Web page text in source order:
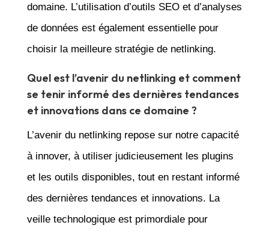
domaine. L’utilisation d’outils SEO et d’analyses
de données est également essentielle pour
choisir la meilleure stratégie de netlinking.
Quel est l’avenir du netlinking et comment
se tenir informé des dernières tendances
et innovations dans ce domaine ?
L’avenir du netlinking repose sur notre capacité
à innover, à utiliser judicieusement les plugins
et les outils disponibles, tout en restant informé
des dernières tendances et innovations. La
veille technologique est primordiale pour